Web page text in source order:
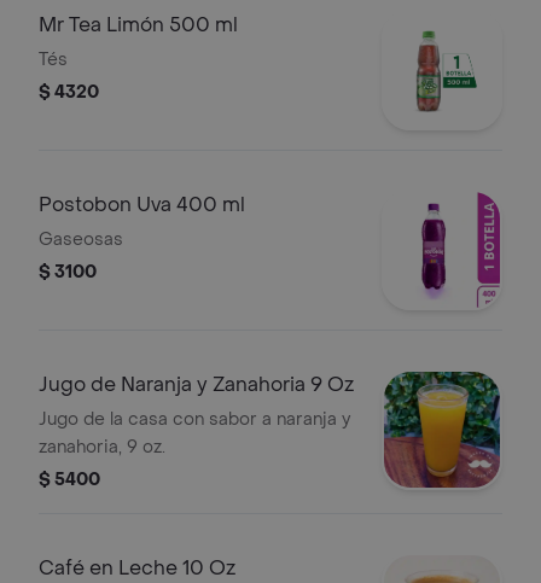
Mr Tea Limón 500 ml
Tés
$ 4320
Postobon Uva 400 ml
Gaseosas
$ 3100
Jugo de Naranja y Zanahoria 9 Oz
Jugo de la casa con sabor a naranja y
zanahoria, 9 oz.
$ 5400
Café en Leche 10 Oz